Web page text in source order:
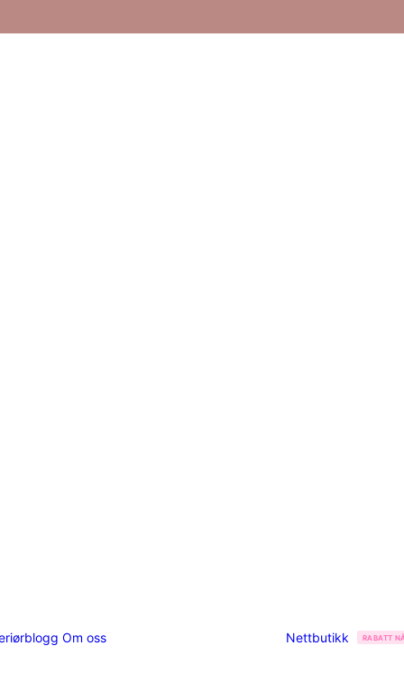
Om oss Nettbutikk RABATT